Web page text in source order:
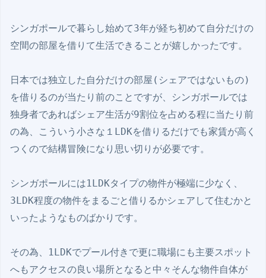
シンガポールで暮らし始めて3年が経ち初めて自分だけの
空間の部屋を借りて生活できることが嬉しかったです。
日本では独立した自分だけの部屋(シェアではないもの)
を借りるのが当たり前のことですが、シンガポールでは
独身者であればシェア生活が9割位を占める程に当たり前
の為、こういう小さな１LDKを借りるだけでも家賃が高く
つくので結構冒険になり思い切りが必要です。
シンガポールには1LDKタイプの物件が極端に少なく、
3LDK程度の物件をまるごと借りるかシェアして住むかと
いったようなものばかりです。
その為、1LDKでプール付きで更に職場にも主要スポット
へもアクセスの良い場所となると中々そんな物件自体が